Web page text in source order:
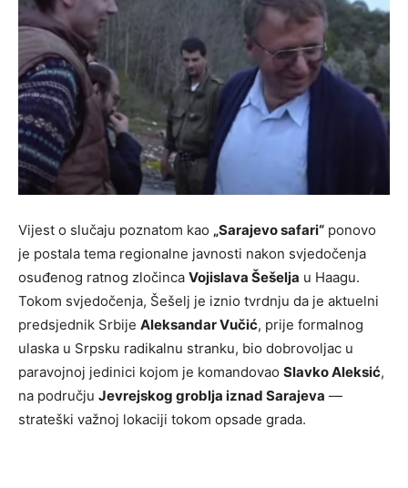
Vijest o slučaju poznatom kao „Sarajevo safari“ ponovo
je postala tema regionalne javnosti nakon svjedočenja
osuđenog ratnog zločinca Vojislava Šešelja u Haagu.
Tokom svjedočenja, Šešelj je iznio tvrdnju da je aktuelni
predsjednik Srbije Aleksandar Vučić, prije formalnog
ulaska u Srpsku radikalnu stranku, bio dobrovoljac u
paravojnoj jedinici kojom je komandovao Slavko Aleksić,
na području Jevrejskog groblja iznad Sarajeva —
strateški važnoj lokaciji tokom opsade grada.